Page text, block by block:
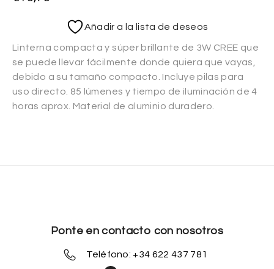
Añadir a la lista de deseos
Linterna compacta y súper brillante de 3W CREE que
se puede llevar fácilmente donde quiera que vayas,
debido a su tamaño compacto. Incluye pilas para
uso directo. 85 lúmenes y tiempo de iluminación de 4
horas aprox. Material de aluminio duradero.
Ponte en contacto con nosotros
Teléfono: +34 622 437 781